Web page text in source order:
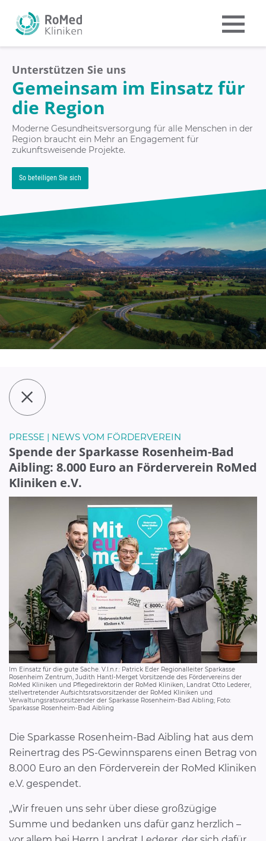
Unterstützen Sie uns
Gemeinsam im Einsatz für
die Region
Moderne Gesundheitsversorgung für alle Menschen in der
Region braucht ein Mehr an Engagement für
zukunftsweisende Projekte.
So beteiligen Sie sich
PRESSE | NEWS VOM FÖRDERVEREIN
Spende der Sparkasse Rosenheim-Bad
Aibling: 8.000 Euro an Förderverein RoMed
Kliniken e.V.
Im Einsatz für die gute Sache. V.l.n.r.: Patrick Eder Regionalleiter Sparkasse
Rosenheim Zentrum, Judith Hantl-Merget Vorsitzende des Fördervereins der
RoMed Kliniken und Pflegedirektorin der RoMed Kliniken, Landrat Otto Lederer,
stellvertretender Aufsichtsratsvorsitzender der RoMed Kliniken und
Verwaltungsratsvorsitzender der Sparkasse Rosenheim-Bad Aibling; Foto:
Sparkasse Rosenheim-Bad Aibling
Die Sparkasse Rosenheim-Bad Aibling hat aus dem
Reinertrag des PS-Gewinnsparens einen Betrag von
8.000 Euro an den Förderverein der RoMed Kliniken
e.V. gespendet.
„Wir freuen uns sehr über diese großzügige
Summe und bedanken uns dafür ganz herzlich –